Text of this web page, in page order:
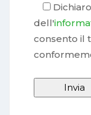
dell'
consento il